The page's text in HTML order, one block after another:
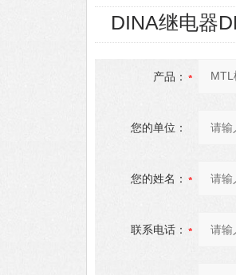
DINA继电器
产品：
您的单位：
您的姓名：
联系电话：